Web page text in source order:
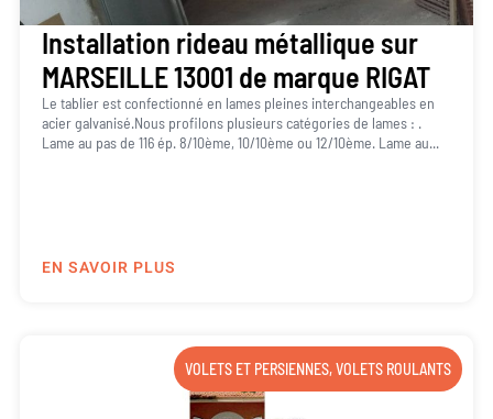
Installation rideau métallique sur
MARSEILLE 13001 de marque RIGAT
Le tablier est confectionné en lames pleines interchangeables en
acier galvanisé.Nous profilons plusieurs catégories de lames : .
Lame au pas de 116 ép. 8/10ème, 10/10ème ou 12/10ème. Lame au...
EN SAVOIR PLUS
VOLETS ET PERSIENNES,VOLETS ROULANTS